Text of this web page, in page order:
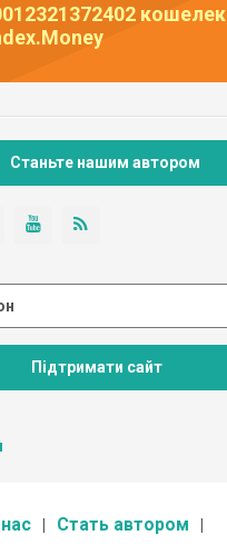
кошелек
Станьте нашим автором
Підтримати сайт
Стать автором